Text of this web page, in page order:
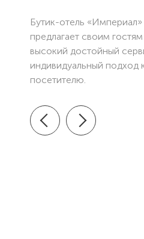
Бутик-отель «Империал»
предлагает своим
высокий достойный
индивидуальный подход
посетителю.